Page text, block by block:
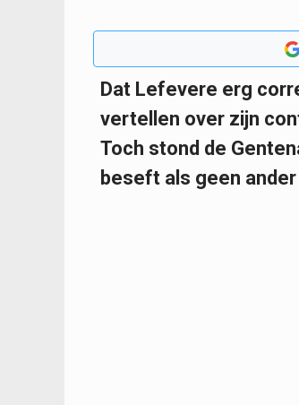
Dat Lefevere erg
vertellen over zijn
Toch stond de
beseft als geen